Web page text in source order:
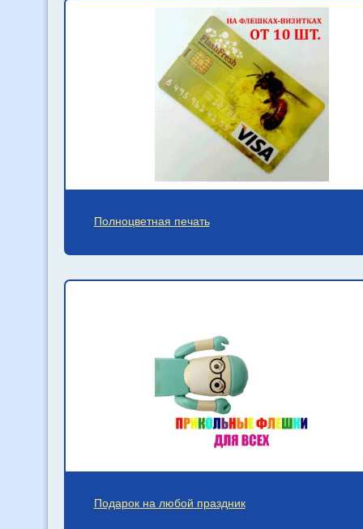
Полноцветная печать
Подарок на любой праздник